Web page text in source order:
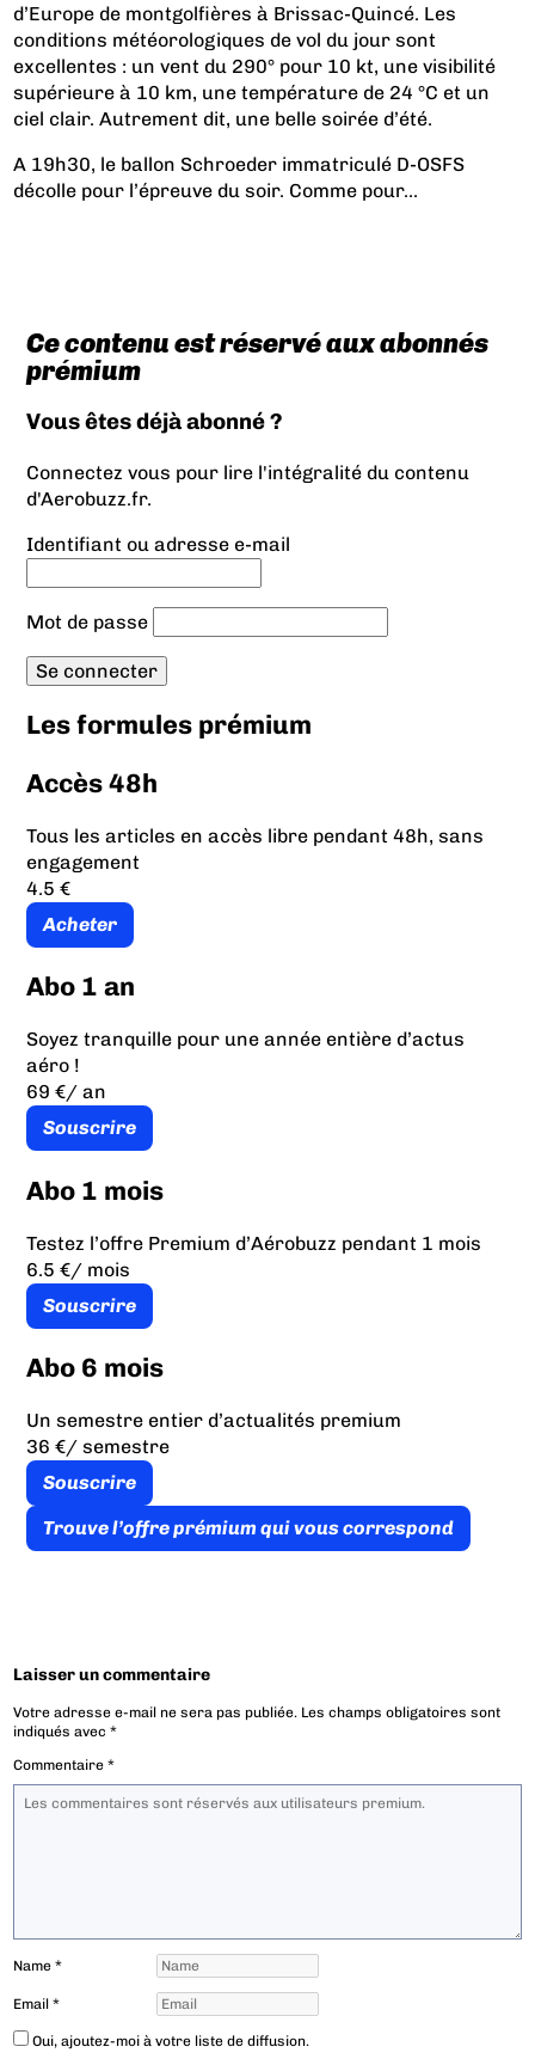
d’Europe de montgolfières à Brissac-Quincé. Les
conditions météorologiques de vol du jour sont
excellentes : un vent du 290° pour 10 kt, une visibilité
supérieure à 10 km, une température de 24 °C et un
ciel clair. Autrement dit, une belle soirée d’été.
A 19h30, le ballon Schroeder immatriculé D-OSFS
décolle pour l’épreuve du soir. Comme pour...
Ce contenu est réservé aux abonnés
prémium
Vous êtes déjà abonné ?
Connectez vous pour lire l'intégralité du contenu
d'Aerobuzz.fr.
Identifiant ou adresse e-mail
Mot de passe
Les formules prémium
Accès 48h
Tous les articles en accès libre pendant 48h, sans
engagement
4.5 €
Acheter
Abo 1 an
Soyez tranquille pour une année entière d’actus
aéro !
69 €/ an
Souscrire
Abo 1 mois
Testez l’offre Premium d’Aérobuzz pendant 1 mois
6.5 €/ mois
Souscrire
Abo 6 mois
Un semestre entier d’actualités premium
36 €/ semestre
Souscrire
Trouve l’offre prémium qui vous correspond
Laisser un commentaire
Votre adresse e-mail ne sera pas publiée. Les champs obligatoires sont
indiqués avec*
Commentaire*
Name*
Email*
Oui, ajoutez-moi à votre liste de diffusion.